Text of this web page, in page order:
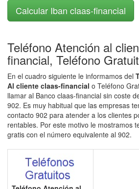
Calcular Iban claas-financial
Teléfono Atención al
financial, Teléfono
En el cuadro siguiente le informamos del
Al cliente claas-financial o Teléfono
llamar al Banco claas-financial sin coste
902. Es muy habitual que las empresas
contacto 902 para atender a los clientes
rentables. Por este motivo le mostramos
gratis con el número equivalente al 902.